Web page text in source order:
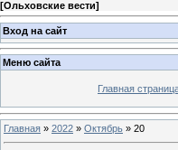
[Ольховские вести]
Вход на сайт
Меню сайта
Главная
Главная » 2022 » Октябрь » 20